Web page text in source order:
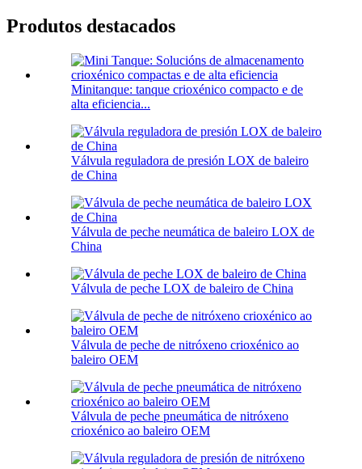
Produtos destacados
Minitanque: tanque crioxénico compacto e de
alta eficiencia...
Válvula reguladora de presión LOX de baleiro
de China
Válvula de peche neumática de baleiro LOX de
China
Válvula de peche LOX de baleiro de China
Válvula de peche de nitróxeno crioxénico ao
baleiro OEM
Válvula de peche pneumática de nitróxeno
crioxénico ao baleiro OEM